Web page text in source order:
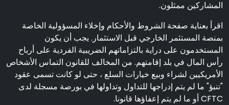
المشاركين ممثلون.
اقرأ بعناية صفحة الشروط والأحكام وإخلاء المسؤولية الخاصة
بمنصة المستثمر الخارجي قبل الاستثمار. يجب أن يكون
المستخدمون على دراية بالتزاماتهم الضريبية الفردية على أرباح
رأس المال في بلد إقامتهم. من المخالف للقانون التماس الأشخاص
الأمريكيين لشراء وبيع خيارات السلع ، حتى لو كانت تسمى عقود
"تنبؤ" ما لم يتم إدراجها للتداول وتداولها في بورصة مسجلة لدى
CFTC أو ما لم يتم إعفاؤها قانونا.